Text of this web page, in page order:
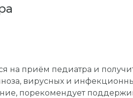
на приём педиатра и
вирусных и
порекомендует